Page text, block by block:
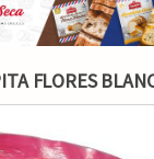
FLORES